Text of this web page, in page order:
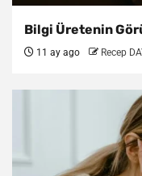
Bilgi Üretenin
11 ay ago Recep